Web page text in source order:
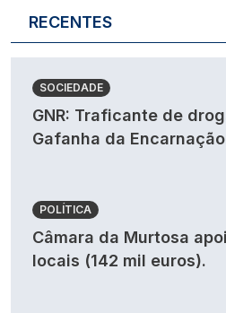
RECENTES
SOCIEDADE
GNR: Traficante de
Gafanha da
POLÍTICA
Câmara da Murtosa
locais (142 mil euros).